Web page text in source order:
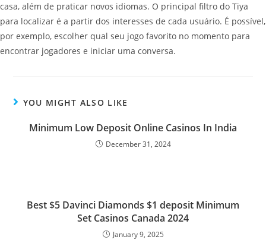
casa, além de praticar novos idiomas. O principal filtro do Tiya
para localizar é a partir dos interesses de cada usuário. É possível,
por exemplo, escolher qual seu jogo favorito no momento para
encontrar jogadores e iniciar uma conversa.
YOU MIGHT ALSO LIKE
Minimum Low Deposit Online Casinos In India
December 31, 2024
Best $5 Davinci Diamonds $1 deposit Minimum
Set Casinos Canada 2024
January 9, 2025